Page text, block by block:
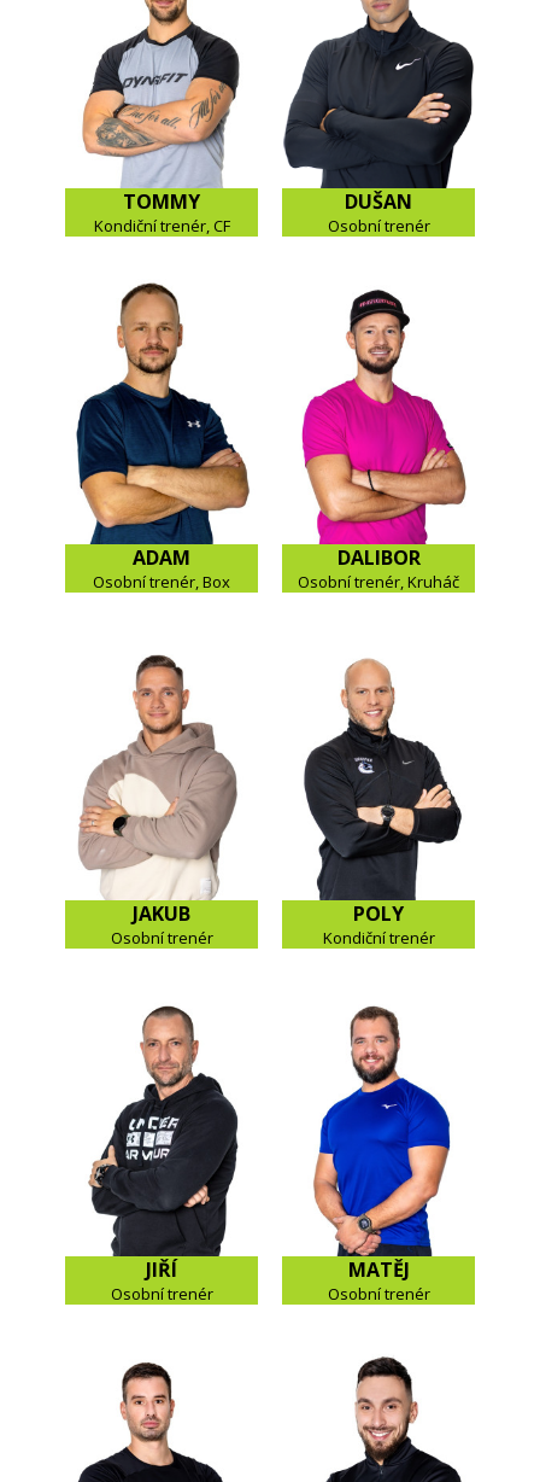
TOMMY
Kondiční trenér, CF
DUŠAN
Osobní trenér
ADAM
Osobní trenér, Box
DALIBOR
Osobní trenér, Kruháč
JAKUB
Osobní trenér
POLY
Kondiční trenér
JIŘÍ
Osobní trenér
MATĚJ
Osobní trenér